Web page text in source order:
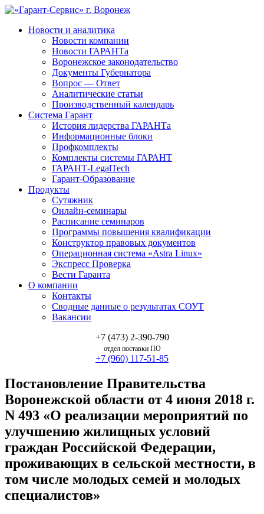
Новости и аналитика
Новости компании
Новости ГАРАНТа
Воронежское законодательство
Документы Губернатора
Вопрос — Ответ
Аналитические статьи
Производственный календарь
Система Гарант
История лидерства ГАРАНТа
Информационные блоки
Профкомплекты
Комплекты системы ГАРАНТ
ГАРАНТ-LegalTech
Гарант-Образование
Продукты
Сутяжник
Онлайн-семинары
Расписание семинаров
Программы повышения квалификации
Конструктор правовых документов
Операционная система «Astra Linux»
Экспресс Проверка
Вести Гаранта
О компании
Контакты
Сводные данные о результатах СОУТ
Вакансии
+7 (473) 2-390-790
отдел поставки ПО
+7 (960) 117-51-85
Постановление Правительства
Воронежской области от 4 июня 2018 г.
N 493 «О реализации мероприятий по
улучшению жилищных условий
граждан Российской Федерации,
проживающих в сельской местности, в
том числе молодых семей и молодых
специалистов»